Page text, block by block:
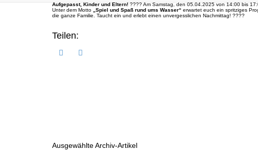
Aufgepasst, Kinder und Eltern!???? Am Samstag, den 05.04.2025 von 14:00 bis
Unter dem Motto
„Spiel und Spaß rund ums Wasser“ erwartet euch ein spritziges
die ganze Familie. Taucht ein und erlebt einen unvergesslichen Nachmittag! ????
Teilen:
Ausgewählte Archiv-Artikel